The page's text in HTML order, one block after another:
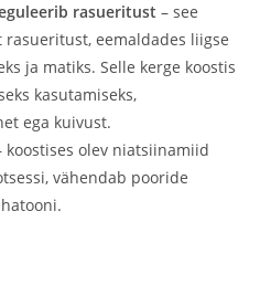
rasueritust – see
eemaldades liigse
ja matiks. Selle kerge koostis
kasutamiseks,
ega kuivust.
koostises olev niatsiinamiid
vähendab pooride